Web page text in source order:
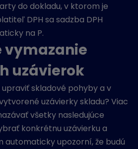
do dokladu, v ktorom je
DPH sa sadzba DPH
na P.
vymazanie
uzávierok
skladové pohyby a v
uzávierky skladu? Viac
všetky nasledujúce
konkrétnu uzávierku a
automaticky upozorní, že budú